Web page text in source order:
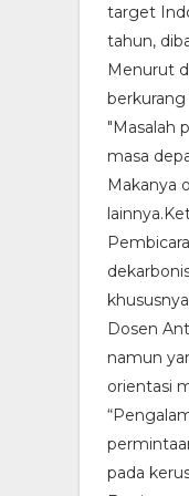
target
tahun,
Menurut
"Masalah
masa
Makanya
Dosen
namun
orientasi
pada